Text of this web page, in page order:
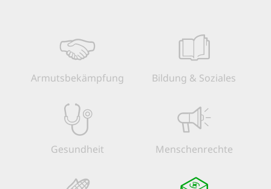
Armuts­bekämpfung Bildung & Soziales
Gesundheit Menschen­rechte